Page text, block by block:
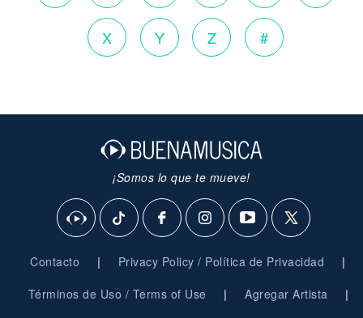
X Y Z #
¡Somos lo que te mueve!
Contacto | Privacy Policy / Política de Privacidad |
Términos de Uso / Terms of Use | Agregar Artista
|